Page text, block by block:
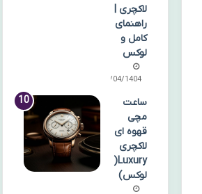
لاکچری |
راهنمای
کامل و
لوکس
27/04/1404
ساعت
مچی
قهوه ای
لاکچری
Luxury(
لوکس)